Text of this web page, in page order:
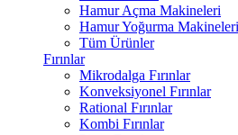
Hamur Açma Makineleri
Hamur Yoğurma Makineleri
Tüm Ürünler
Fırınlar
Mikrodalga Fırınlar
Konveksiyonel Fırınlar
Rational Fırınlar
Kombi Fırınlar